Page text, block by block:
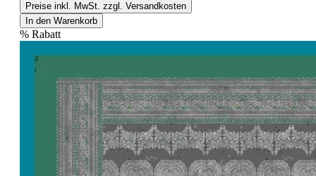
Preise inkl. MwSt. zzgl. Versandkosten
In den Warenkorb
% Rabatt